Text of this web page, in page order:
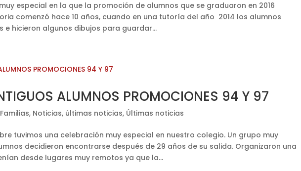
especial en la que la promoción de alumnos que se graduaron en 2016
comenzó hace 10 años, cuando en una tutoría del año 2014 los alumnos
e hicieron algunos dibujos para guardar...
ALUMNOS PROMOCIONES 94 Y 97
Familias, Noticias, últimas noticias, Últimas noticias
tuvimos una celebración muy especial en nuestro colegio. Un grupo muy
decidieron encontrarse después de 29 años de su salida. Organizaron una
desde lugares muy remotos ya que la...